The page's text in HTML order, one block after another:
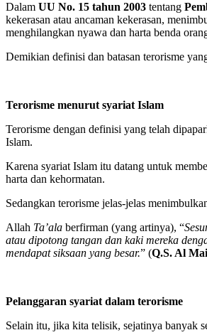
Dalam UU No. 15 tahun 2003 tentang
kekerasan atau ancaman kekerasan,
menghilangkan nyawa dan harta benda
Demikian definisi dan batasan terorisme
Terorisme menurut syariatIslam
Terorisme dengan definisi yang telah
Islam.
Karena syariat Islam itu datang untuk
harta dan kehormatan.
Sedangkan terorisme jelas-jelas
Allah Ta’ala berfirman (yang artinya), “
atau dipotong tangan dan kaki mereka
mendapat siksaan yang besar.” (Q.S. Al
Pelanggaran syariat dalam terorisme
Selain itu, jika kita telisik, sejatinya banyak